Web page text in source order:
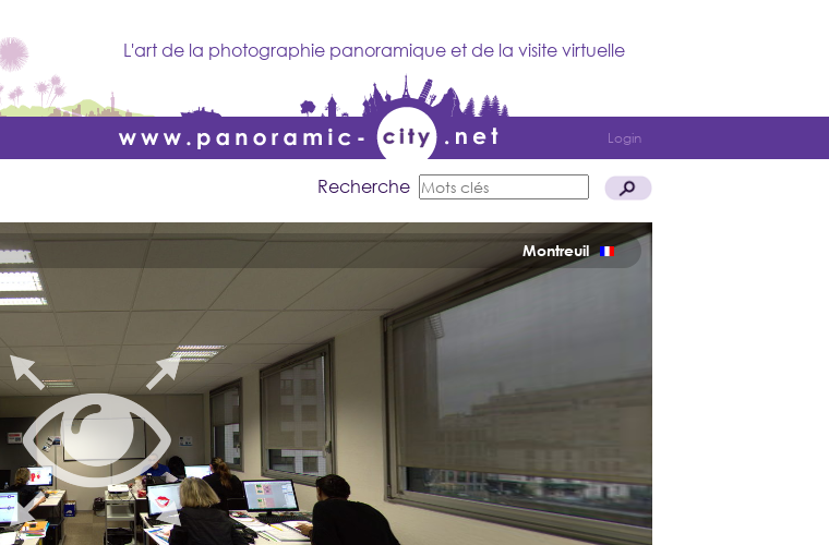
L'art de la photographie panoramique et de la visite virtuelle
Login
Recherche